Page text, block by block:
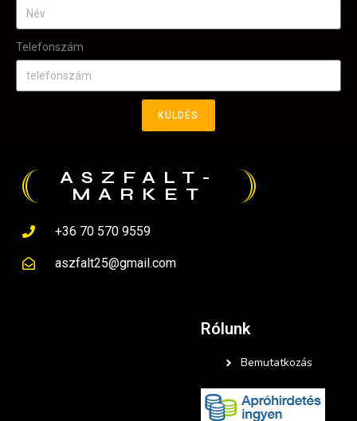
Telefonszám
KÜLDÉS
ASZFALT-
MARKET
+36 70 570 9559
aszfalt25@gmail.com
Rólunk
Bemutatkozás